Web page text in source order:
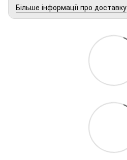
Більше інформації про доставку